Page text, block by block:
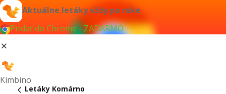
Aktuálne letáky vždy po ruke
Pridať do Chrome - ZADARMO
Kimbino
Letáky Komárno